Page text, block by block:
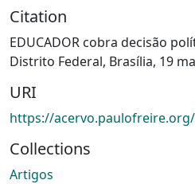
Citation
EDUCADOR cobra decisão
Distrito Federal, Brasília, 19
URI
https://
Collections
Artigos